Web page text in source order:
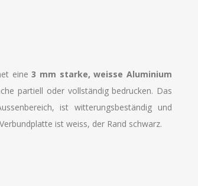
eine3 mm starke, weisse Aluminium
partiell oder vollständig bedrucken. Das
ist witterungsbeständig und
ist weiss, der Rand schwarz.